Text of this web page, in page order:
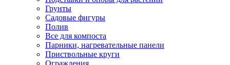
Грунты
Садовые фигуры
Полив
Все для компоста
Парники, нагревательные панели
Приствольные круги